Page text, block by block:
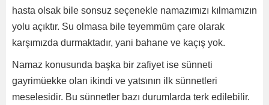
hasta olsak bile sonsuz seçenekle namazımızı kılmamızın
yolu açıktır. Su olmasa bile teyemmüm çare olarak
karşımızda durmaktadır, yani bahane ve kaçış yok.
Namaz konusunda başka bir zafiyet ise sünneti
gayrimüekke olan ikindi ve yatsının ilk sünnetleri
meselesidir. Bu sünnetler bazı durumlarda terk edilebilir.